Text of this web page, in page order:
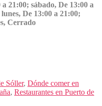
21:00; sábado, De 13:00 a
De 13:00 a 21:00;
Cerrado
Sóller, Dónde comer en
, Restaurantes en Puerto de